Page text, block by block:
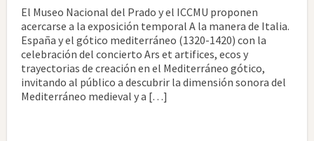
El Museo Nacional del Prado y el ICCMU proponen
acercarse a la exposición temporal A la manera de Italia.
España y el gótico mediterráneo (1320-1420) con la
celebración del concierto Ars et artifices, ecos y
trayectorias de creación en el Mediterráneo gótico,
invitando al público a descubrir la dimensión sonora del
Mediterráneo medieval y a […]